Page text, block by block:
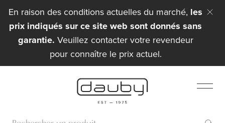
En raison des conditions actuelles du marché, les
prix indiqués sur ce site web sont donnés sans
garantie. Veuillez contacter votre revendeur
pour connaître le prix actuel.